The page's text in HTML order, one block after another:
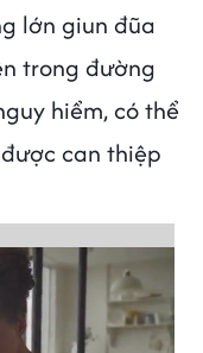
lớn giun đũa
trong đường
hiểm, có thể
can thiệp